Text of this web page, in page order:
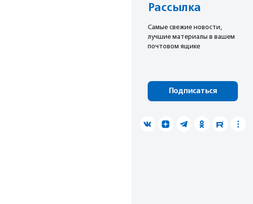
Рассылка
Cамые свежие новости,
лучшие материалы в вашем
почтовом ящике
Подписаться